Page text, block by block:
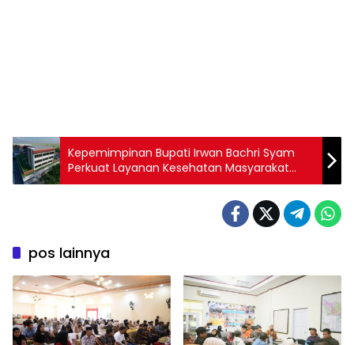
Kepemimpinan Bupati Irwan Bachri Syam
Perkuat Layanan Kesehatan Masyarakat
Luwu Timur
pos lainnya